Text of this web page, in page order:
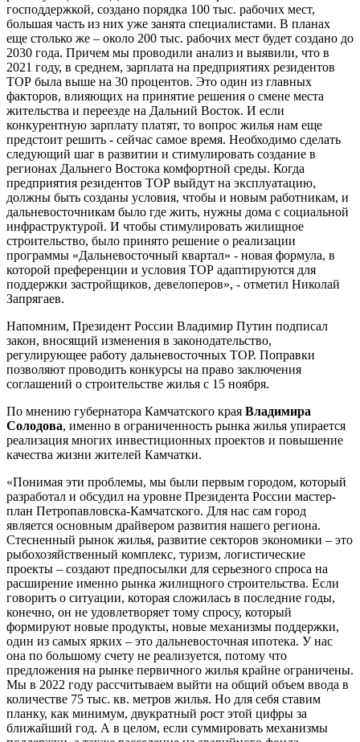
господдержкой, создано порядка 100 тыс. рабочих мест,
большая часть из них уже занята специалистами. В планах
еще столько же – около 200 тыс. рабочих мест будет создано до
2030 года. Причем мы проводили анализ и выявили, что в
2021 году, в среднем, зарплата на предприятиях резидентов
ТОР была выше на 30 процентов. Это один из главных
факторов, влияющих на принятие решения о смене места
жительства и переезде на Дальний Восток. И если
конкурентную зарплату платят, то вопрос жилья нам еще
предстоит решить - сейчас самое время. Необходимо сделать
следующий шаг в развитии и стимулировать создание в
регионах Дальнего Востока комфортной среды. Когда
предприятия резидентов ТОР выйдут на эксплуатацию,
должны быть созданы условия, чтобы и новым работникам, и
дальневосточникам было где жить, нужны дома с социальной
инфраструктурой. И чтобы стимулировать жилищное
строительство, было принято решение о реализации
программы «Дальневосточный квартал» - новая формула, в
которой преференции и условия ТОР адаптируются для
поддержки застройщиков, девелоперов», - отметил Николай
Запрягаев.
Напомним, Президент России Владимир Путин подписал
закон, вносящий изменения в законодательство,
регулирующее работу дальневосточных ТОР. Поправки
позволяют проводить конкурсы на право заключения
соглашений о строительстве жилья с 15 ноября.
По мнению губернатора Камчатского края Владимира
Солодова, именно в ограниченность рынка жилья упирается
реализация многих инвестиционных проектов и повышение
качества жизни жителей Камчатки.
«Понимая эти проблемы, мы были первым городом, который
разработал и обсудил на уровне Президента России мастер-
план Петропавловска-Камчатского. Для нас сам город
является основным драйвером развития нашего региона.
Стесненный рынок жилья, развитие секторов экономики – это
рыбохозяйственный комплекс, туризм, логистические
проекты – создают предпосылки для серьезного спроса на
расширение именно рынка жилищного строительства. Если
говорить о ситуации, которая сложилась в последние годы,
конечно, он не удовлетворяет тому спросу, который
формируют новые продукты, новые механизмы поддержки,
один из самых ярких – это дальневосточная ипотека. У нас
она по большому счету не реализуется, потому что
предложения на рынке первичного жилья крайне ограничены.
Мы в 2022 году рассчитываем выйти на общий объем ввода в
количестве 75 тыс. кв. метров жилья. Но для себя ставим
планку, как минимум, двукратный рост этой цифры за
ближайший год. А в целом, если суммировать механизмы